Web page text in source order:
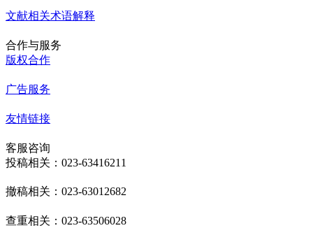
文献相关术语解释
合作与服务
版权合作
广告服务
友情链接
客服咨询
投稿相关：023-63416211
撤稿相关：023-63012682
查重相关：023-63506028